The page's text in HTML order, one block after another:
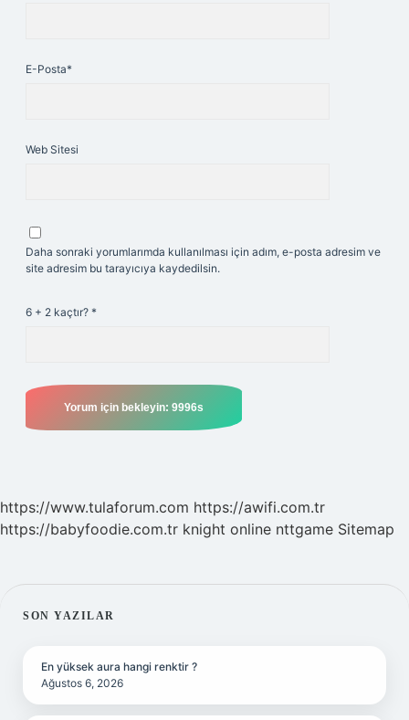
E-Posta*
Web Sitesi
Daha sonraki yorumlarımda kullanılması için adım, e-posta adresim ve
site adresim bu tarayıcıya kaydedilsin.
6 + 2 kaçtır? *
https://www.tulaforum.com https://awifi.com.tr
https://babyfoodie.com.tr knight online nttgame Sitemap
SIDEBAR
SON YAZILAR
En yüksek aura hangi renktir ?
Ağustos 6, 2026